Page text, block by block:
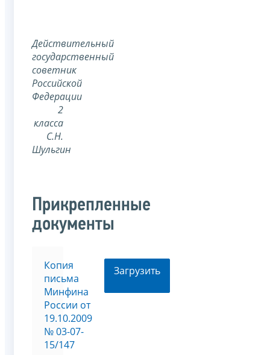
Действительный
государственный
советник
Российской
Федерации
2
класса
С.Н.
Шульгин
Прикрепленные
документы
Копия
письма
Минфина
России от
19.10.2009
№ 03-07-
15/147
Загрузить